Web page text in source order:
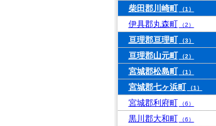
柴田郡川崎町 （1）
伊具郡丸森町 （2）
亘理郡亘理町 （3）
亘理郡山元町 （2）
宮城郡松島町 （1）
宮城郡七ヶ浜町 （1）
宮城郡利府町 （6）
黒川郡大和町 （6）